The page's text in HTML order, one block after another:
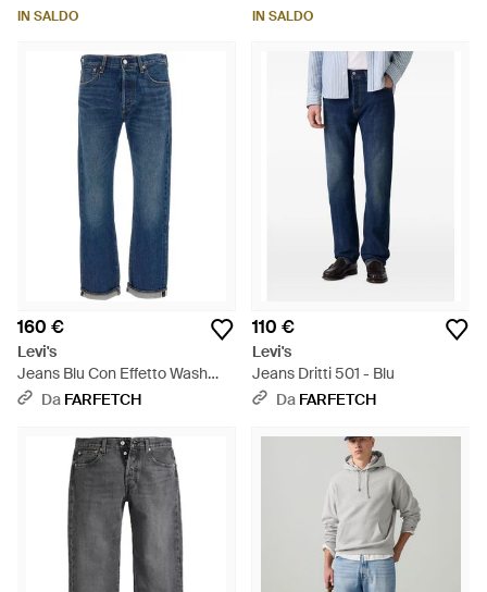
IN SALDO IN SALDO
160 €
Levi's
Jeans Blu Con Effetto Wash
Sulla Coscia - Blu
Da FARFETCH
110 €
Levi's
Jeans Dritti 501 - Blu
Da FARFETCH